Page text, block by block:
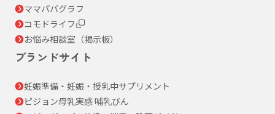
ママパパグラフ
コモドライフ
お悩み相談室（掲示板）
ブランドサイト
妊娠準備・妊娠・授乳中サプリメント
ピジョン母乳実感 哺乳びん